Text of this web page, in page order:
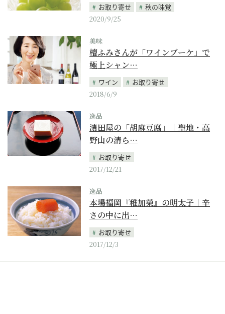
お取り寄せ
秋の味覚
2020/9/25
美味
檀ふみさんが「ワインブーケ」で
極上シャン…
ワイン
お取り寄せ
2018/6/9
逸品
濱田屋の「胡麻豆腐」｜聖地・高
野山の清ら…
お取り寄せ
2017/12/21
逸品
本場福岡『稚加榮』の明太子｜辛
さの中に出…
お取り寄せ
2017/12/3